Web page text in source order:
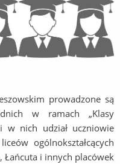
prowadzone są
w ramach „Klasy
w nich udział uczniowie
ogólnokształcących
Łańcuta i innych placówek